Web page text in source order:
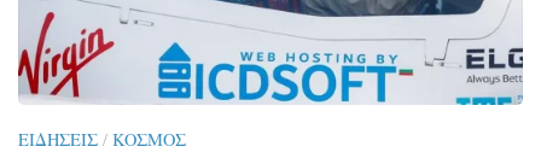
ΕΙΔΉΣΕΙΣ / ΚΌΣΜΟΣ